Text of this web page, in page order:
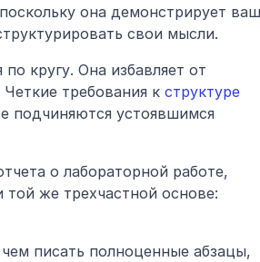
она демонстрирует
свои мысли.
кругу. Она избавляет от
требования к структуре
подчиняются устоявшимся
о лабораторной работе,
же трехчастной основе:
писать полноценные абзацы,